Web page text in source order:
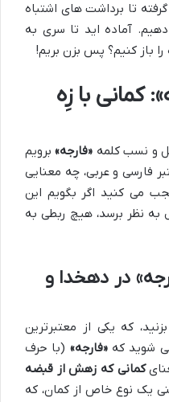
تا برداشت های اشتباه
آماده اید تا سری به
باز کنیم؟ پس بزن بریم!
کمانی با زِه
و نسب کلمه «فارجه»برویم
فارسی و عربی، چه معنایی
می کنید اگر بگویم این
به نظر برسد، هیچ ربطی به
در دهخدا و
که یکی از معتبرترین
شوید که«فارجه» (با حرف
کمانی که زهش از قبضه
یک نوع خاص از کمان، که